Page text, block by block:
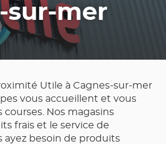
sur-mer
Utile à Cagnes-sur-mer
vous accueillent et vous
Nos magasins
frais et le service de
ayez besoin de produits